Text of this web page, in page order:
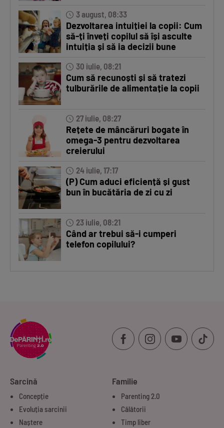
3 august, 08:33
Dezvoltarea intuiției la copii: Cum
să-ți înveți copilul să își asculte
intuiția și să ia decizii bune
30 iulie, 08:21
Cum să recunoști și să tratezi
tulburările de alimentație la copii
27 iulie, 08:27
Rețete de mâncăruri bogate în
omega-3 pentru dezvoltarea
creierului
24 iulie, 17:17
(P) Cum aduci eficiență și gust
bun în bucătăria de zi cu zi
23 iulie, 08:21
Când ar trebui să-i cumperi
telefon copilului?
Sarcină
Concepție
Evoluția sarcinii
Naștere
Familie
Parenting 2.0
Călătorii
Timp liber